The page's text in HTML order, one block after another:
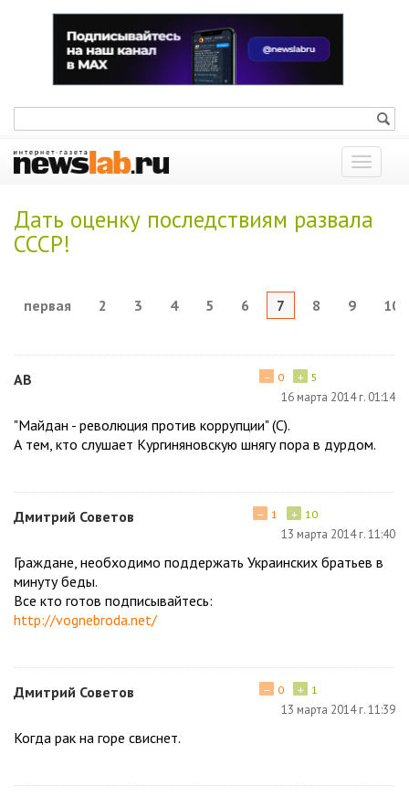
Показать
меню
Дать оценку последствиям развала
СССР!
первая 2 3 4 5 6 7 8 9 10
АВ + 5
− 0
16 марта 2014 г. 01:14
"Майдан - революция против коррупции" (С).
А тем, кто слушает Кургиняновскую шнягу пора в дурдом.
Дмитрий Советов + 10
− 1
13 марта 2014 г. 11:40
Граждане, необходимо поддержать Украинских братьев в
минуту беды.
Все кто готов подписывайтесь:
http://vognebroda.net/
Дмитрий Советов + 1
− 0
13 марта 2014 г. 11:39
Когда рак на горе свиснет.